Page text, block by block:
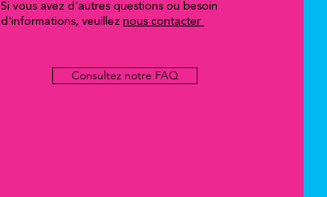
Si vous avez d'autres questions ou besoin
d'informations, veuilleznous contacter
Consultez notre FAQ